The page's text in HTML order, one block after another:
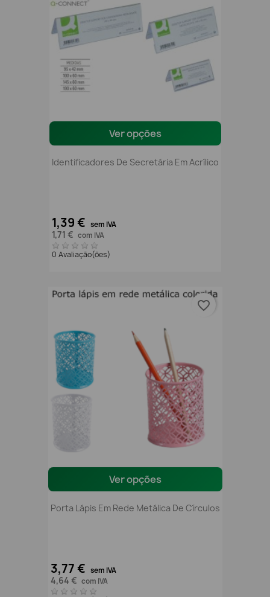
Ver opções
Identificadores De Secretária Em Acrílico
1,39 € sem IVA
1,71 € com IVA
0 Avaliação(ões)
Ver opções
Porta Lápis Em Rede Metálica De Círculos
3,77 € sem IVA
4,64 € com IVA
favorite_border